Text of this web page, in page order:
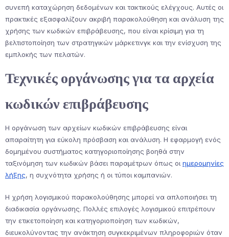
συνεπή καταχώρηση δεδομένων και τακτικούς ελέγχους. Αυτές οι
πρακτικές εξασφαλίζουν ακριβή παρακολούθηση και ανάλυση της
χρήσης των κωδικών επιβράβευσης, που είναι κρίσιμη για τη
βελτιστοποίηση των στρατηγικών μάρκετινγκ και την ενίσχυση της
εμπλοκής των πελατών.
Τεχνικές οργάνωσης για τα αρχεία
κωδικών επιβράβευσης
Η οργάνωση των αρχείων κωδικών επιβράβευσης είναι
απαραίτητη για εύκολη πρόσβαση και ανάλυση. Η εφαρμογή ενός
δομημένου συστήματος κατηγοριοποίησης βοηθά στην
ταξινόμηση των κωδικών βάσει παραμέτρων όπως οι ημερομηνίες
λήξης, η συχνότητα χρήσης ή οι τύποι καμπανιών.
Η χρήση λογισμικού παρακολούθησης μπορεί να απλοποιήσει τη
διαδικασία οργάνωσης. Πολλές επιλογές λογισμικού επιτρέπουν
την ετικετοποίηση και κατηγοριοποίηση των κωδικών,
διευκολύνοντας την ανάκτηση συγκεκριμένων πληροφοριών όταν